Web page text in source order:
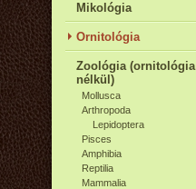
Mikológia
Ornitológia
Zoológia (ornitológia
nélkül)
Mollusca
Arthropoda
Lepidoptera
Pisces
Amphibia
Reptilia
Mammalia